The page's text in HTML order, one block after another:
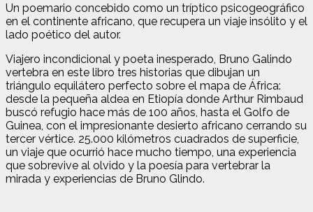
Un poemario concebido como un tríptico psicogeográfico
en el continente africano, que recupera un viaje insólito y el
lado poético del autor.
Viajero incondicional y poeta inesperado, Bruno Galindo
vertebra en este libro tres historias que dibujan un
triángulo equilátero perfecto sobre el mapa de África:
desde la pequeña aldea en Etiopía donde Arthur Rimbaud
buscó refugio hace más de 100 años, hasta el Golfo de
Guinea, con el impresionante desierto africano cerrando su
tercer vértice. 25.000 kilómetros cuadrados de superficie,
un viaje que ocurrió hace mucho tiempo, una experiencia
que sobrevive al olvido y la poesía para vertebrar la
mirada y experiencias de Bruno Glindo.